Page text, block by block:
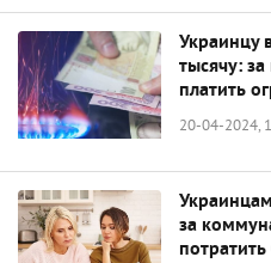
Украинцу
тысячу:
платить
20-04-2024,
за